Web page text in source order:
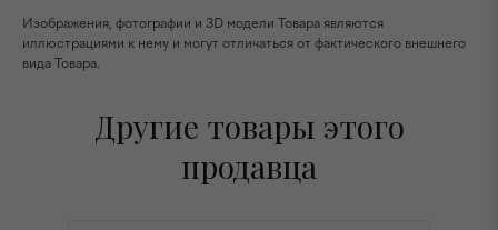
Изображения, фотографии и 3D модели Товара являются
иллюстрациями к нему и могут отличаться от фактического внешнего
вида Товара.
Другие товары этого
продавца